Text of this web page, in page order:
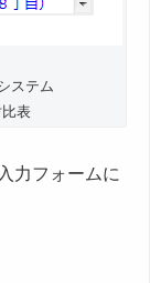
ステム
表
力フォームに